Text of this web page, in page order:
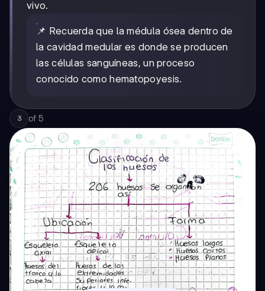
vivo.
📌 Recuerda que la médula ósea dentro de
la cavidad medular es donde se producen
las células sanguíneas, un proceso
conocido como hematopoyesis.
3 of 5